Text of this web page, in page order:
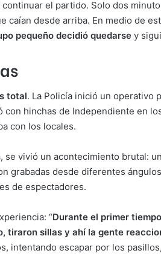
el partido. Solo dos
caían desde arriba. En medio de
pequeño decidió quedarse y
total. La Policía inició un operativo
con hinchas de Independiente en
con los locales.
se vivió un acontecimiento
grabadas desde diferentes
de espectadores.
“Durante el primer
tiraron sillas y ahí la gente
intentando escapar por los